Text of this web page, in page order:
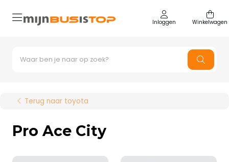
Inloggen Winkelwagen
Terug naar toyota
Pro Ace City